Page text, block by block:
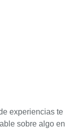
experiencias te
sobre algo en